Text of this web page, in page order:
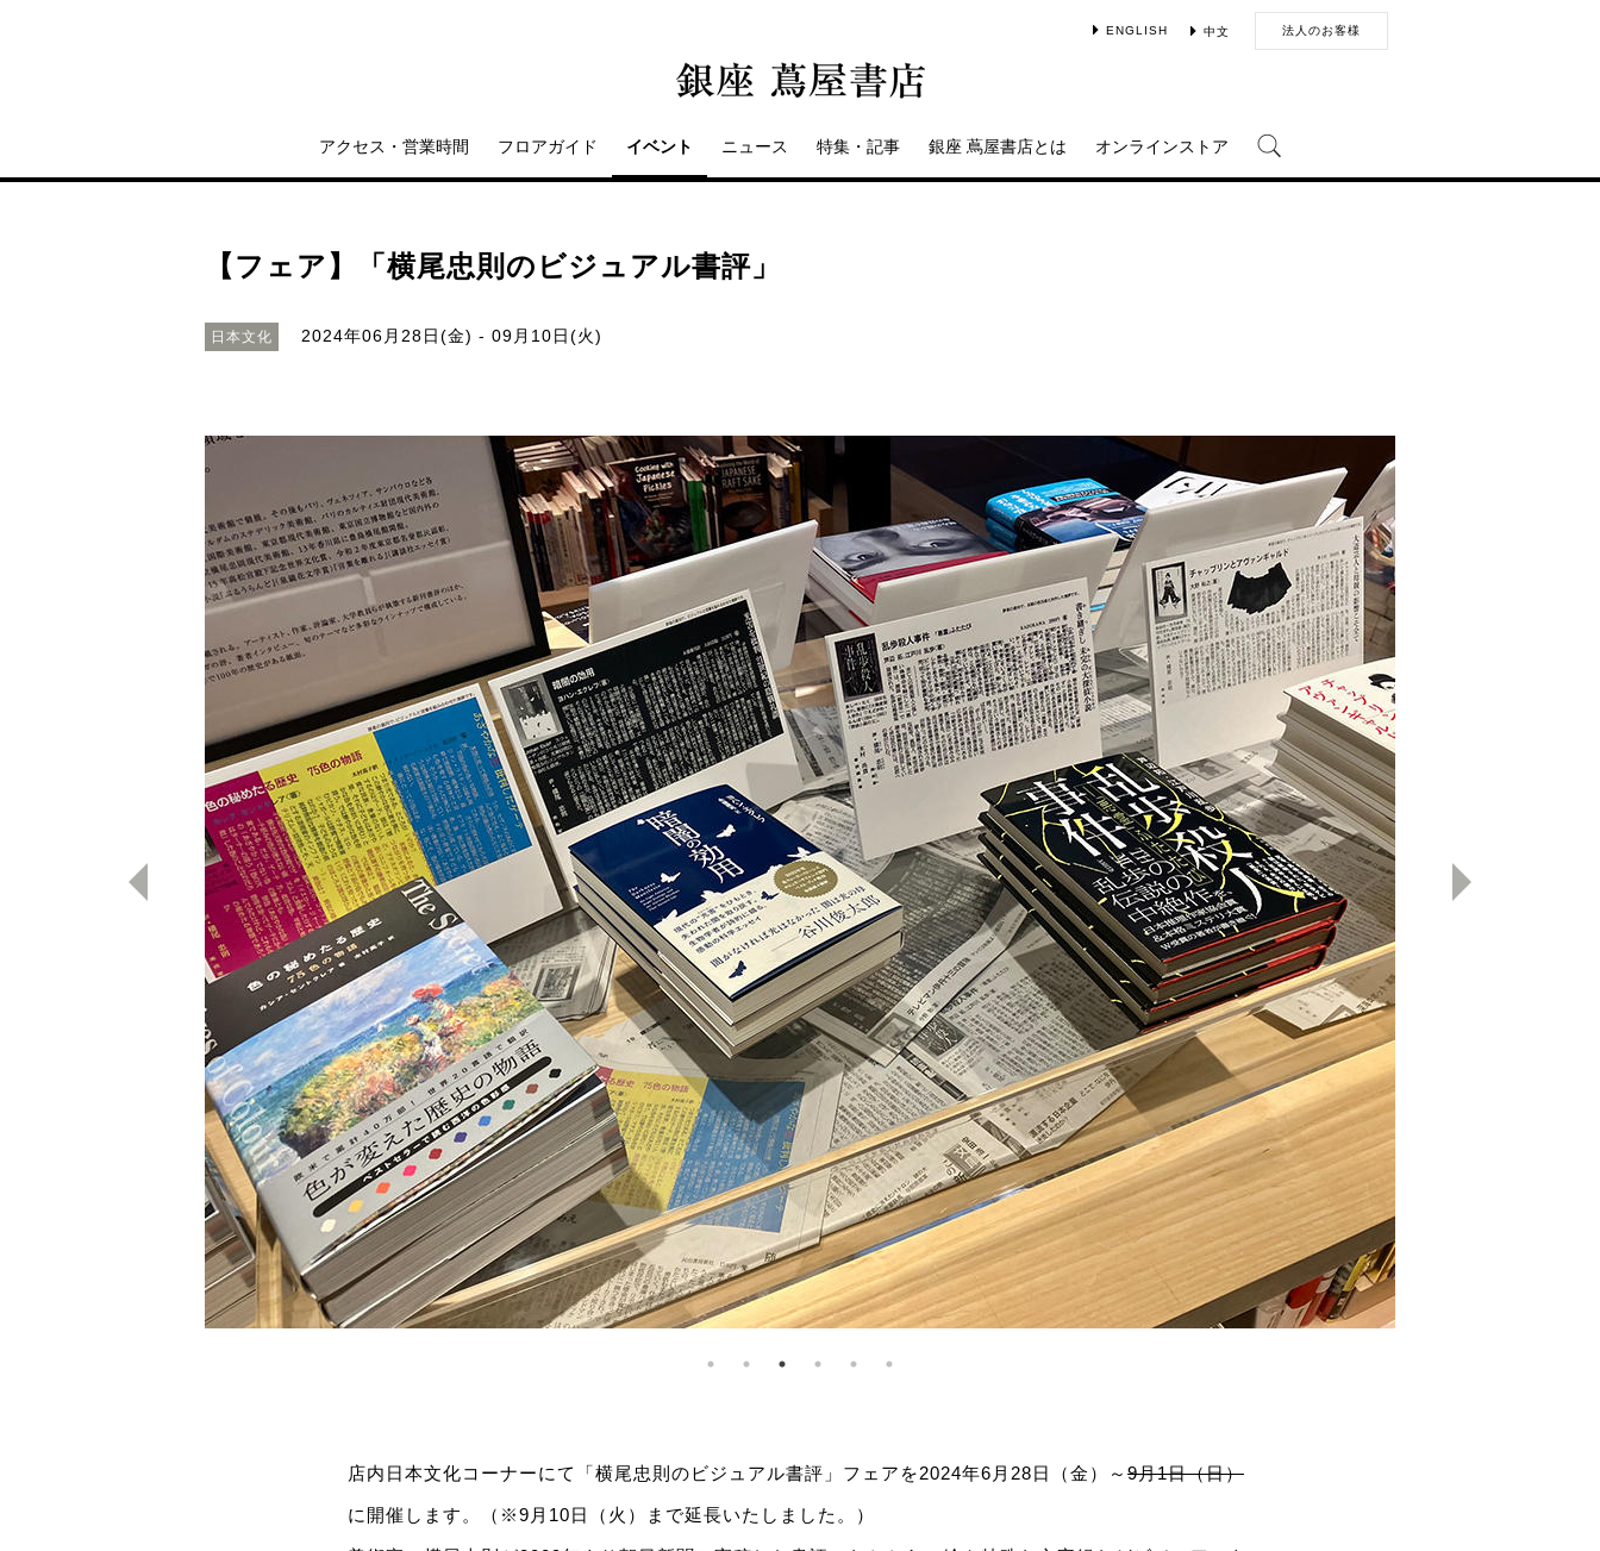
ENGLISH 中文 法人のお客様
アクセス・営業時間 フロアガイド イベント ニュース 特集・記事 銀座 蔦屋書店とは オンラインストア
【フェア】「横尾忠則のビジュアル書評」
日本文化 2024年06月28日(金) - 09月10日(火)
店内日本文化コーナーにて「横尾忠則のビジュアル書評」フェアを2024年6月28日（金）～ 9月1日（日）
に開催します。（※9月10日（火）まで延長いたしました。）